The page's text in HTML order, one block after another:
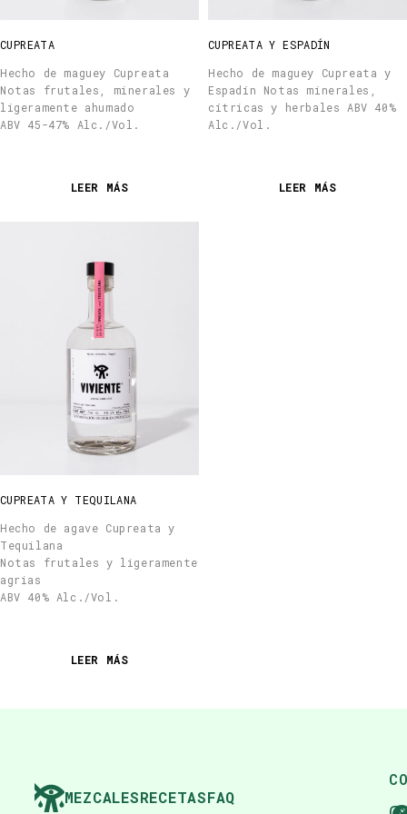
CUPREATA
Hecho de maguey Cupreata
Notas frutales, minerales y
ligeramente ahumado
ABV 45-47% Alc./Vol.
LEER MÁS
CUPREATA Y ESPADÍN
Hecho de maguey Cupreata y
Espadín Notas minerales,
cítricas y herbales ABV 40%
Alc./Vol.
LEER MÁS
CUPREATA Y TEQUILANA
Hecho de agave Cupreata y
Tequilana
Notas frutales y ligeramente
agrias
ABV 40% Alc./Vol.
LEER MÁS
MEZCALES FAQ
RECETAS